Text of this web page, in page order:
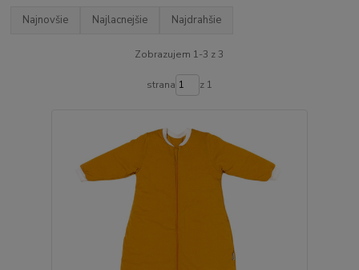
Najnovšie Najlacnejšie Najdrahšie
Zobrazujem 1-3 z 3
strana z 1